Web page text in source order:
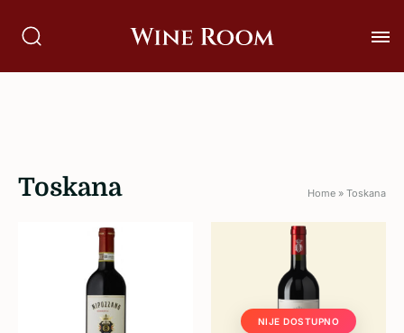
Toskana Home » Toskana
NIJE DOSTUPNO